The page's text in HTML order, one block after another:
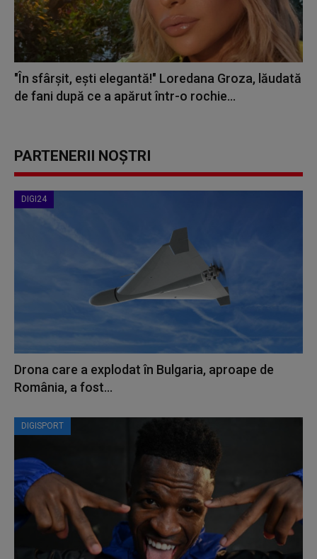
"În sfârșit, ești elegantă!" Loredana Groza, lăudată
de fani după ce a apărut într-o rochie...
PARTENERII NOȘTRI
DIGI24
Drona care a explodat în Bulgaria, aproape de
România, a fost...
DIGISPORT